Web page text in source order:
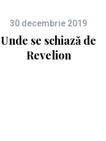
30 decembrie 2019
Unde se schiază de
Revelion